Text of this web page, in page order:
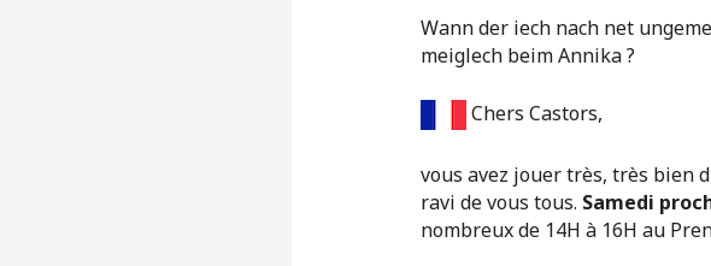
Wann der iech nach net
meiglech beim Annika ?
Chers Castors,
vous avez jouer très, très bien
ravi de vous tous. Samedi
nombreux de 14H à 16H au